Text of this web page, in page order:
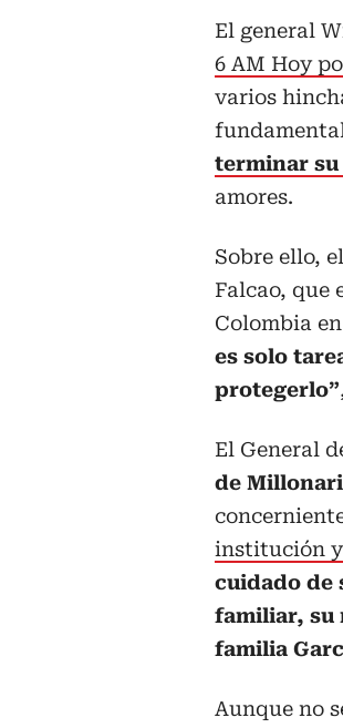
El general
6 AM Hoy
varios
fundamental
terminar
amores.
Sobre ello,
Falcao, que
Colombia
es solo
protegerlo”
El General
de
institución y
cuidado de
familiar, su
familia
Aunque no